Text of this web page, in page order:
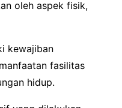
oleh aspek fisik,
kewajiban
fasilitas
hidup.